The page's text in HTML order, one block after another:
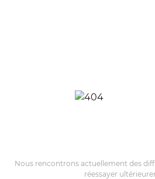
Nous rencontrons actuellement des
réessayer